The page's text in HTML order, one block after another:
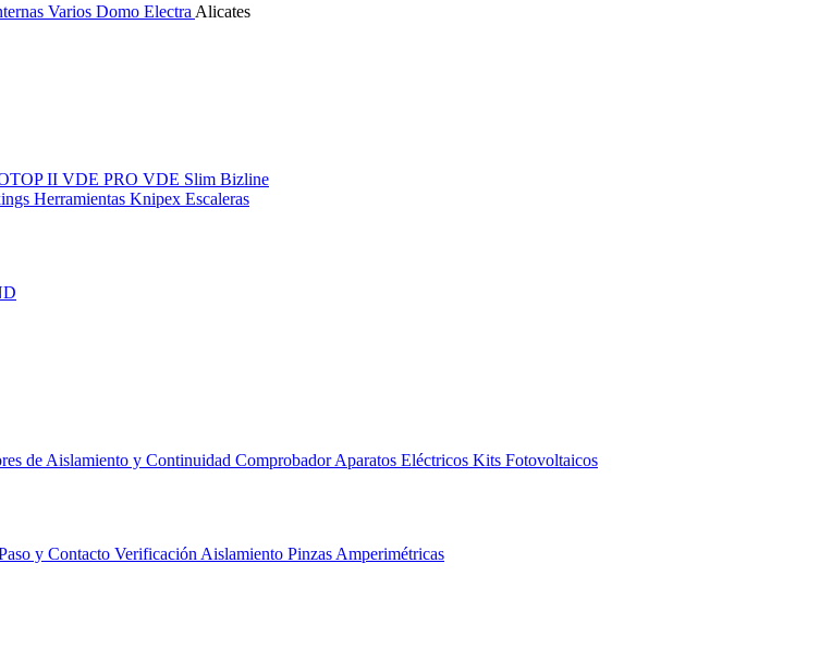
Varios Domo Electra Alicates
II VDE PRO VDE Slim Bizline
Herramientas Knipex Escaleras
de Aislamiento y Continuidad Comprobador Aparatos Eléctricos Kits Fotovoltaicos
y Contacto Verificación Aislamiento Pinzas Amperimétricas